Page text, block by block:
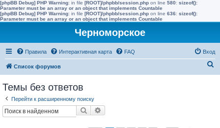
[phpBB Debug] PHP Warning: in file [ROOT]/phpbb/session.php on line 580: sizeof():
Parameter must be an array or an object that implements Countable
[phpBB Debug] PHP Warning: in file [ROOT]/phpbb/session.php on line 636: sizeof():
Parameter must be an array or an object that implements Countable
Черноморское
Правила Интерактивная карта FAQ Вход
Список форумов
Темы без ответов
Перейти к расширенному поиску
Поиск